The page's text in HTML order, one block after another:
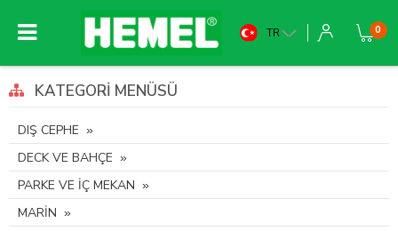
TR 0
KATEGORI MENÜSÜ
DIŞ CEPHE
DECK VE BAHÇE
PARKE VE İÇ MEKAN
MARİN